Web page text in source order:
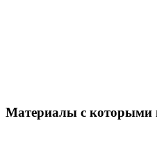
Материалы с которыми